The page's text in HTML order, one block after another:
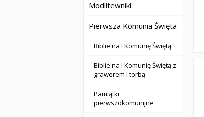
Modlitewniki
Pierwsza Komunia Święta
Biblie na I Komunię Świętą
Biblie na I Komunię Świętą z
grawerem i torbą
Pamiątki
pierwszokomunijne